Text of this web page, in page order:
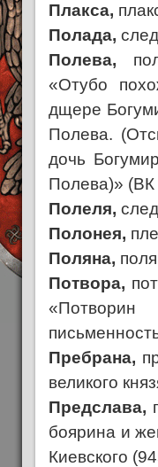
Плакса,
Полада,
Полева,
«Отубо
дщере
Полева.
дочь
Полева)» (ВК
Полеля,
Полонея,
Поляна,
Потвора,
Пребрана,
великого
Предслава,
боярина и
Киевского